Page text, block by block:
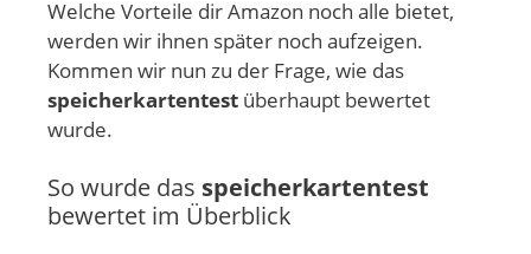
Welche Vorteile dir Amazon noch alle bietet,
werden wir ihnen später noch aufzeigen.
Kommen wir nun zu der Frage, wie das
speicherkartentest überhaupt bewertet
wurde.
So wurde das speicherkartentest
bewertet im Überblick